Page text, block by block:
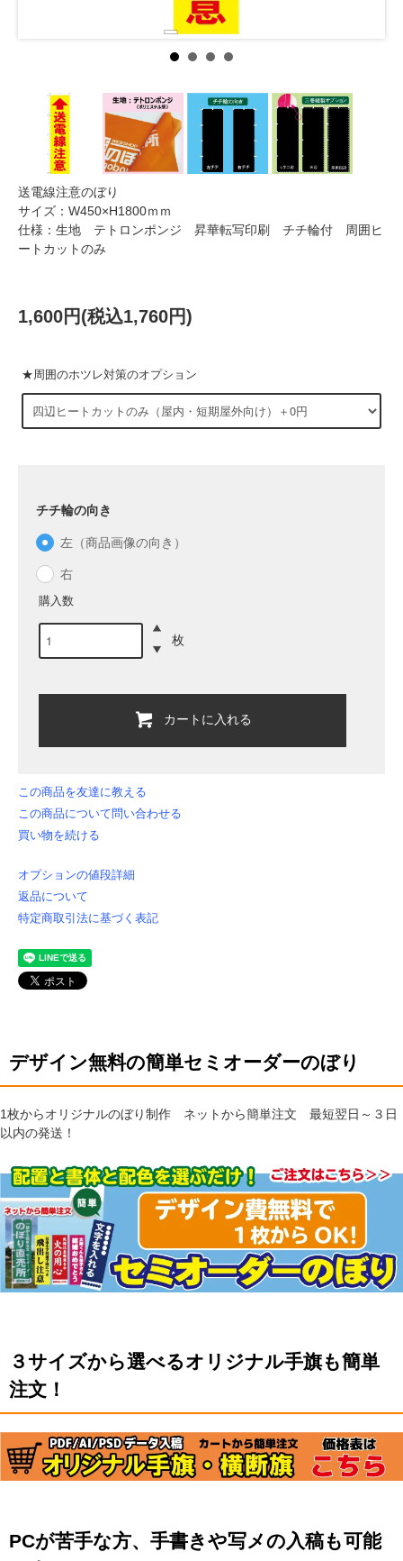
送電線注意のぼり
サイズ：W450×H1800ｍｍ
仕様：生地 テトロンポンジ 昇華転写印刷 チチ輪付 周囲ヒ
ートカットのみ
1,600円(税込1,760円)
★周囲のホツレ対策のオプション
チチ輪の向き
左（商品画像の向き）
右
購入数
枚
カートに入れる
この商品を友達に教える
この商品について問い合わせる
買い物を続ける
オプションの値段詳細
返品について
特定商取引法に基づく表記
デザイン無料の簡単セミオーダーのぼり
1枚からオリジナルのぼり制作 ネットから簡単注文 最短翌日～３日
以内の発送！
３サイズから選べるオリジナル手旗も簡単
注文！
PCが苦手な方、手書きや写メの入稿も可能